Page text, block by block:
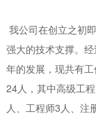
我公司在创立之初
强大的技术支撑。
年的发展，现共有
24人，其中高级工
人、工程师3人、注